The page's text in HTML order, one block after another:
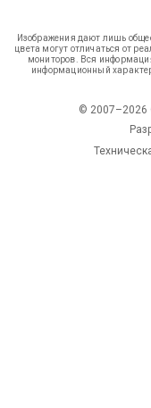
Изображения дают лишь
цвета могут отличаться от
мониторов. Вся
информационный
© 2007–2026